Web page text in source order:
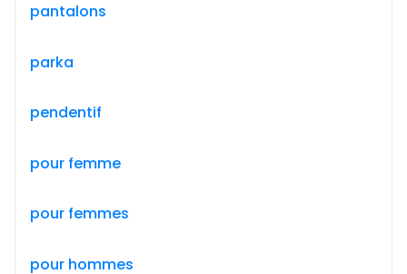
pantalons
parka
pendentif
pour femme
pour femmes
pour hommes